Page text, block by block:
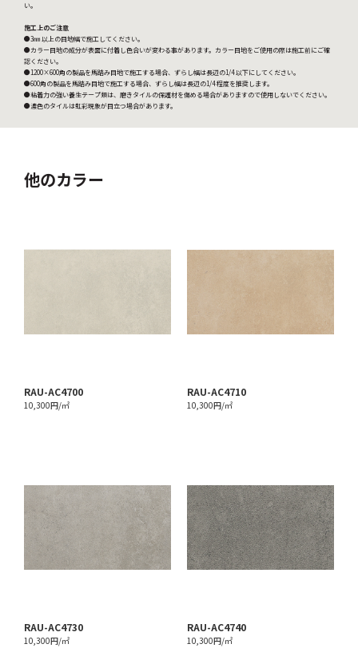
い。
施工上のご注意
●3㎜ 以上の目地幅で施工してください。
●カラー目地の成分が表面に付着し色合いが変わる事があります。カラー目地をご使用の際は施工前にご確
認ください。
●1200×600角の製品を馬踏み目地で施工する場合、ずらし幅は長辺の1/4 以下にしてください。
●600角の製品を馬踏み目地で施工する場合、ずらし幅は長辺の1/4 程度を推奨します。
●粘着力の強い養生テープ類は、磨きタイルの保護材を傷める場合がありますので使用しないでください。
●濃色のタイルは虹彩現象が目立つ場合があります。
他のカラー
RAU-AC4700
10,300円/㎡
RAU-AC4710
10,300円/㎡
RAU-AC4730
10,300円/㎡
RAU-AC4740
10,300円/㎡